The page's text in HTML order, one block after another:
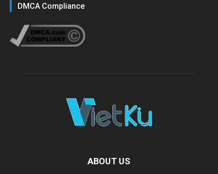
DMCA Compliance
ABOUT US